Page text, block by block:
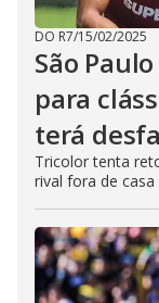
DO R7/15/02/2025
São
para
terá
Tricolor tenta
rival fora de casa